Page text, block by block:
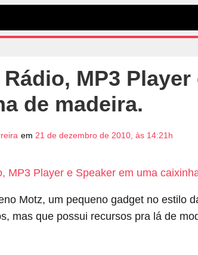
MP3
de madeira.
em 21 de dezembro de 2010, às 14:21h
Motz, um pequeno gadget no estilo
mas que possui recursos pra lá de